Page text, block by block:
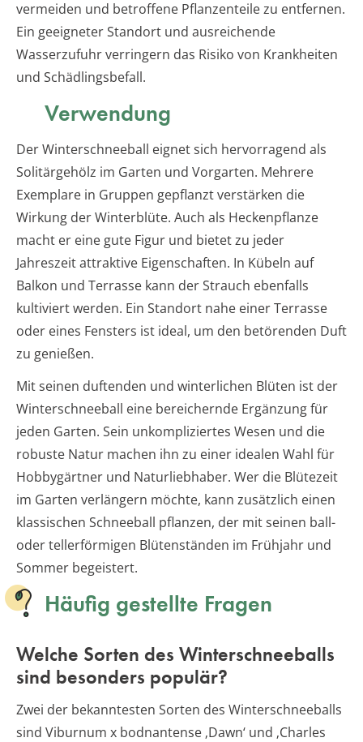
vermeiden und betroffene Pflanzenteile zu entfernen.
Ein geeigneter Standort und ausreichende
Wasserzufuhr verringern das Risiko von Krankheiten
und Schädlingsbefall.
Verwendung
Der Winterschneeball eignet sich hervorragend als
Solitärgehölz im Garten und Vorgarten. Mehrere
Exemplare in Gruppen gepflanzt verstärken die
Wirkung der Winterblüte. Auch als Heckenpflanze
macht er eine gute Figur und bietet zu jeder
Jahreszeit attraktive Eigenschaften. In Kübeln auf
Balkon und Terrasse kann der Strauch ebenfalls
kultiviert werden. Ein Standort nahe einer Terrasse
oder eines Fensters ist ideal, um den betörenden Duft
zu genießen.
Mit seinen duftenden und winterlichen Blüten ist der
Winterschneeball eine bereichernde Ergänzung für
jeden Garten. Sein unkompliziertes Wesen und die
robuste Natur machen ihn zu einer idealen Wahl für
Hobbygärtner und Naturliebhaber. Wer die Blütezeit
im Garten verlängern möchte, kann zusätzlich einen
klassischen Schneeball pflanzen, der mit seinen ball-
oder tellerförmigen Blütenständen im Frühjahr und
Sommer begeistert.
Häufig gestellte Fragen
Welche Sorten des Winterschneeballs
sind besonders populär?
Zwei der bekanntesten Sorten des Winterschneeballs
sind Viburnum x bodnantense ‚Dawn‘ und ‚Charles